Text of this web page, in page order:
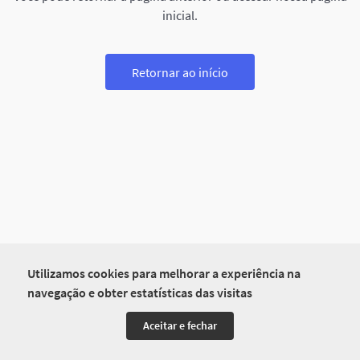
Utilizamos cookies para melhorar a experiência na
navegação e obter estatísticas das visitas
Aceitar e fechar
inicial.
Retornar ao início